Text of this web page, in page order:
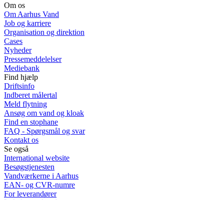
Om os
Om Aarhus Vand
Job og karriere
Organisation og direktion
Cases
Nyheder
Pressemeddelelser
Mediebank
Find hjælp
Driftsinfo
Indberet målertal
Meld flytning
Ansøg om vand og kloak
Find en stophane
FAQ - Spørgsmål og svar
Kontakt os
Se også
International website
Besøgstjenesten
Vandværkerne i Aarhus
EAN- og CVR-numre
For leverandører